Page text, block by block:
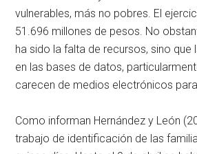
vulnerables, más no pobres. El
51.696 millones de pesos. No
ha sido la falta de recursos, sino que
en las bases de datos,
carecen de medios electrónicos
Como informan Hernández y León
trabajo de identificación de las